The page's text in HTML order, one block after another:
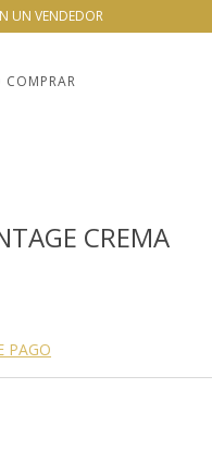
UN VENDEDOR
COMPRAR
CREMA
PAGO